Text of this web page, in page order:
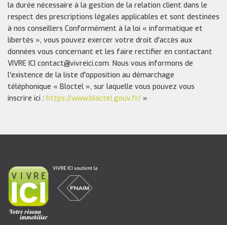
la durée nécessaire à la gestion de la relation client dans le
respect des prescriptions légales applicables et sont destinées
à nos conseillers Conformément à la loi « informatique et
libertés », vous pouvez exercer votre droit d'accès aux
données vous concernant et les faire rectifier en contactant
VIVRE ICI contact@vivreici.com. Nous vous informons de
l'existence de la liste d'opposition au démarchage
téléphonique « Bloctel », sur laquelle vous pouvez vous
inscrire ici : https://www.bloctel.gouv.fr/ »